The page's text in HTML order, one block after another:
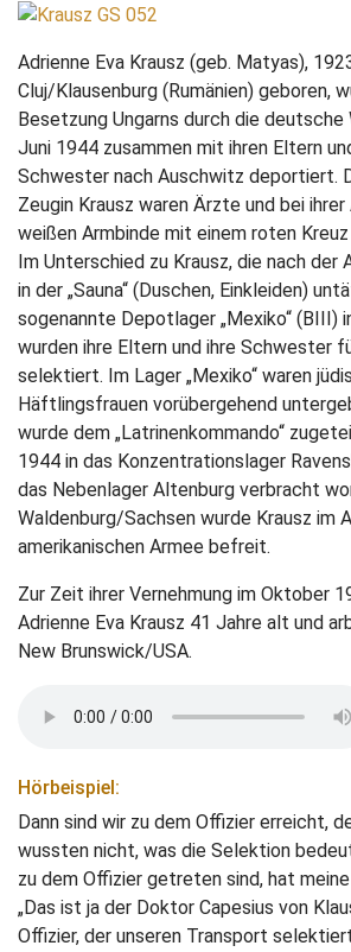
Adrienne Eva Krausz (geb. Matyas),
Cluj/Klausenburg (Rumänien) geboren,
Besetzung Ungarns durch die
Juni 1944 zusammen mit ihren Eltern
Schwester nach Auschwitz deportiert.
Zeugin Krausz waren Ärzte und bei
weißen Armbinde mit einem roten
Im Unterschied zu Krausz, die nach der
in der „Sauna“ (Duschen, Einkleiden)
sogenannte Depotlager „Mexiko“ (BIII)
wurden ihre Eltern und ihre Schwester
selektiert. Im Lager „Mexiko“ waren
Häftlingsfrauen vorübergehend
wurde dem „Latrinenkommando“
1944 in das Konzentrationslager
das Nebenlager Altenburg verbracht
Waldenburg/Sachsen wurde Krausz im
amerikanischen Armee befreit.
Zur Zeit ihrer Vernehmung im Oktober
Adrienne Eva Krausz 41 Jahre alt und
New Brunswick/USA.
Hörbeispiel:
Dann sind wir zu dem Offizier erreicht,
wussten nicht, was die Selektion
zu dem Offizier getreten sind, hat
„Das ist ja der Doktor Capesius von
Offizier, der unseren Transport